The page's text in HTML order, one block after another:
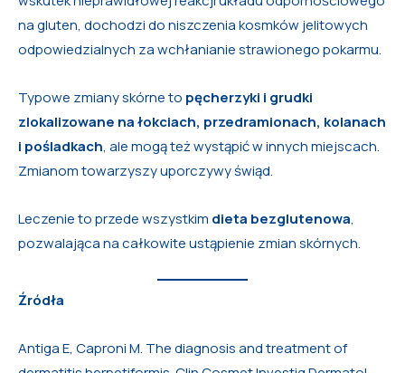
na gluten, dochodzi do niszczenia kosmków jelitowych
odpowiedzialnych za wchłanianie strawionego pokarmu.
Typowe zmiany skórne to pęcherzyki i grudki
zlokalizowane na łokciach, przedramionach, kolanach
i pośladkach, ale mogą też wystąpić w innych miejscach.
Zmianom towarzyszy uporczywy świąd.
Leczenie to przede wszystkim dieta bezglutenowa,
pozwalająca na całkowite ustąpienie zmian skórnych.
Źródła
Antiga E, Caproni M. The diagnosis and treatment of